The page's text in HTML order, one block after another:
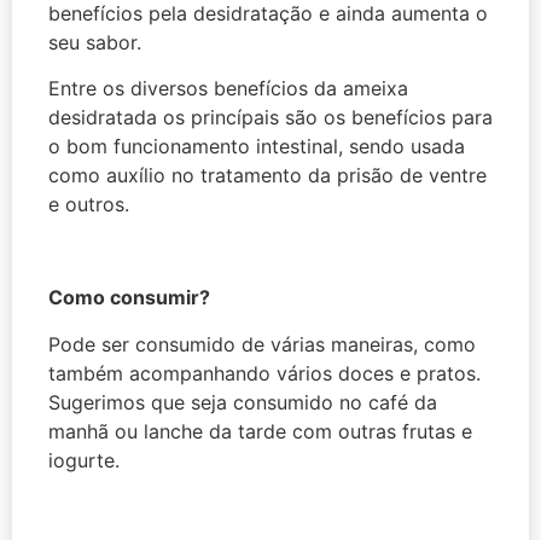
benefícios pela desidratação e ainda aumenta o
seu sabor.
Entre os diversos benefícios da ameixa
desidratada os princípais são os benefícios para
o bom funcionamento intestinal, sendo usada
como auxílio no tratamento da prisão de ventre
e outros.
Como consumir?
Pode ser consumido de várias maneiras, como
também acompanhando vários doces e pratos.
Sugerimos que seja consumido no café da
manhã ou lanche da tarde com outras frutas e
iogurte.